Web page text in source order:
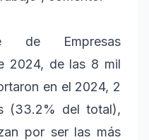
de Empresas
2024, de las 8 mil
en el 2024, 2
(33.2% del total),
por ser las más